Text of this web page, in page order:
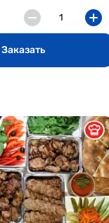
Заказать